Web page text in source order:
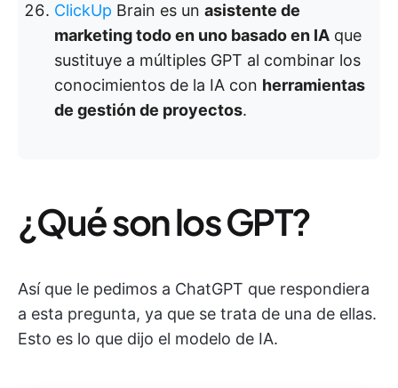
ClickUp Brain es un asistente de
marketing todo en uno basado en IA que
sustituye a múltiples GPT al combinar los
conocimientos de la IA con herramientas
de gestión de proyectos.
¿Qué son los GPT?
Así que le pedimos a ChatGPT que respondiera
a esta pregunta, ya que se trata de una de ellas.
Esto es lo que dijo el modelo de IA.